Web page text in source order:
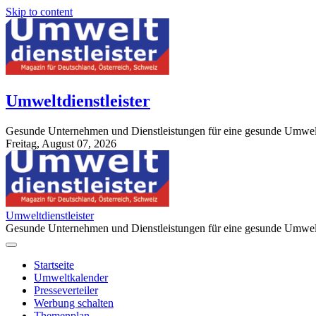
Skip to content
Umweltdienstleister
Gesunde Unternehmen und Dienstleistungen für eine gesunde
Freitag, August 07, 2026
StuttgartApotheke.com
Umweltdienstleister
Gesunde Unternehmen und Dienstleistungen für eine gesunde
Startseite
Umweltkalender
Presseverteiler
Werbung schalten